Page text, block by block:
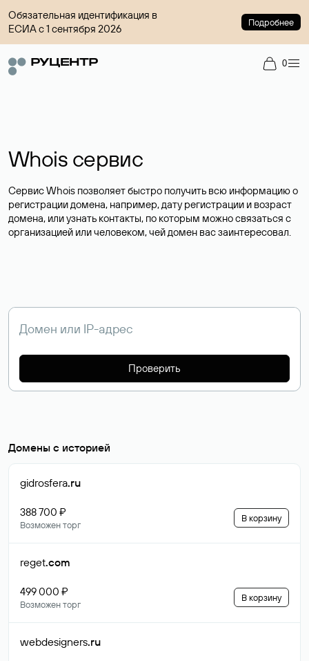
Обязательная идентификация в
ЕСИА с 1 сентября 2026
Подробнее
0
Whois сервис
Сервис Whois позволяет быстро получить всю информацию о
регистрации домена, например, дату регистрации и возраст
домена, или узнать контакты, по которым можно связаться с
организацией или человеком, чей домен вас заинтересовал.
Проверить
Домены с историей
gidrosfera.ru
388 700 ₽
Возможен торг
В корзину
reget.com
499 000 ₽
Возможен торг
В корзину
webdesigners.ru